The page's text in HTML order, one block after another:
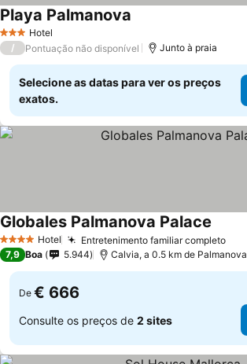
3 EstrelasHotel
Playa Palmanova
/ Pontuação não disponível Junto à praia
Selecione as datas para ver os preços
exatos.
4 EstrelasHotel Entretenimento familiar completo
Globales Palmanova Palace
7,9 Boa 5.944 Calvia, a 0.5 km de Palmanova
De € 666
Consulte os preços de 2 sites